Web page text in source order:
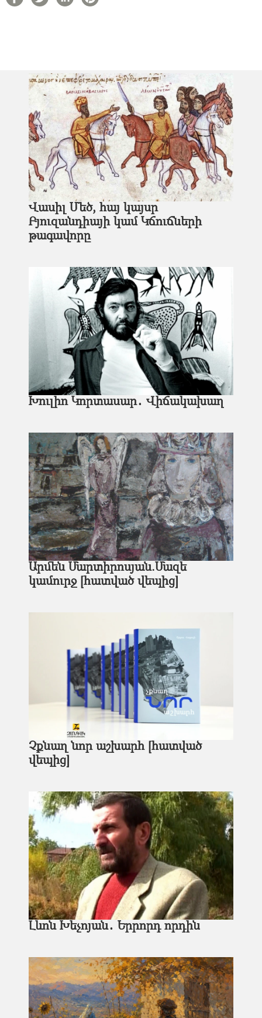
Վասիլ Մեծ, հայ կայսր
Բյուզանդիայի կամ Կճուճների
թագավորը
Խուլիո Կորտասար․ Վիճակախաղ
Արմեն Մարտիրոսյան.Մազե
կամուրջ [հատված վեպից]
Չքնաղ նոր աշխարհ [հատված
վեպից]
Լևոն Խեչոյան․ Երրորդ որդին